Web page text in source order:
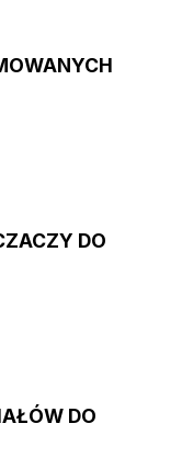
DO
DO